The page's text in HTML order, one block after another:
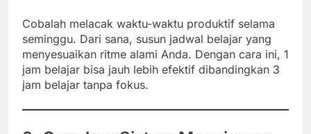
Cobalah melacak waktu-waktu produktif selama
seminggu. Dari sana, susun jadwal belajar yang
menyesuaikan ritme alami Anda. Dengan cara ini, 1
jam belajar bisa jauh lebih efektif dibandingkan 3
jam belajar tanpa fokus.